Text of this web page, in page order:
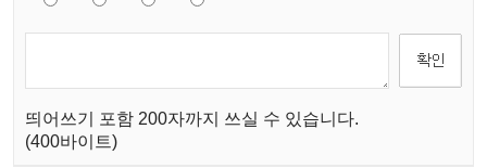
띄어쓰기 포함 200자까지 쓰실 수 있습니다.
(400바이트)